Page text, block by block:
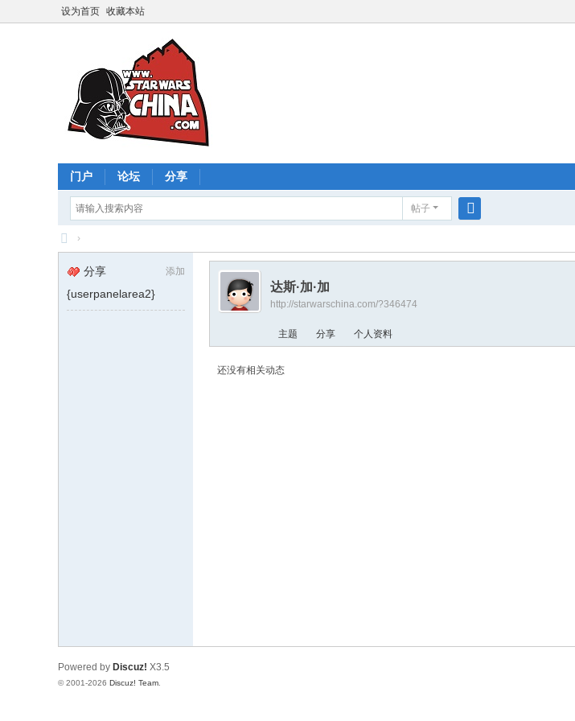
设为首页 收藏本站
门户 论坛 分享
帖子
索
大
›
添加
分享
{userpanelarea2}
达斯·加·加
http://starwarschina.com/?346474
主题 分享 个人资料
还没有相关动态
Powered by Discuz! X3.5
© 2001-2026 Discuz! Team